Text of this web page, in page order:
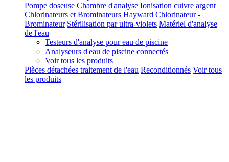
Pompe doseuse Chambre d'analyse Ionisation cuivre argent
Chlorinateurs et Brominateurs Hayward Chlorinateur -
Brominateur Stérilisation par ultra-violets Matériel d'analyse
de l'eau
Testeurs d'analyse pour eau de piscine
Analyseurs d'eau de piscine connectés
Voir tous les produits
Pièces détachées traitement de l'eau Reconditionnés Voir tous
les produits